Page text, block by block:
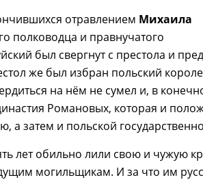
отравлением Михаила
полководца и правнучатого
был свергнут с престола и
же был избран польский
на нём не сумел и, в
Романовых, которая и
а затем и польской
лет обильно лили свою и чужую
могильщикам. И за что им